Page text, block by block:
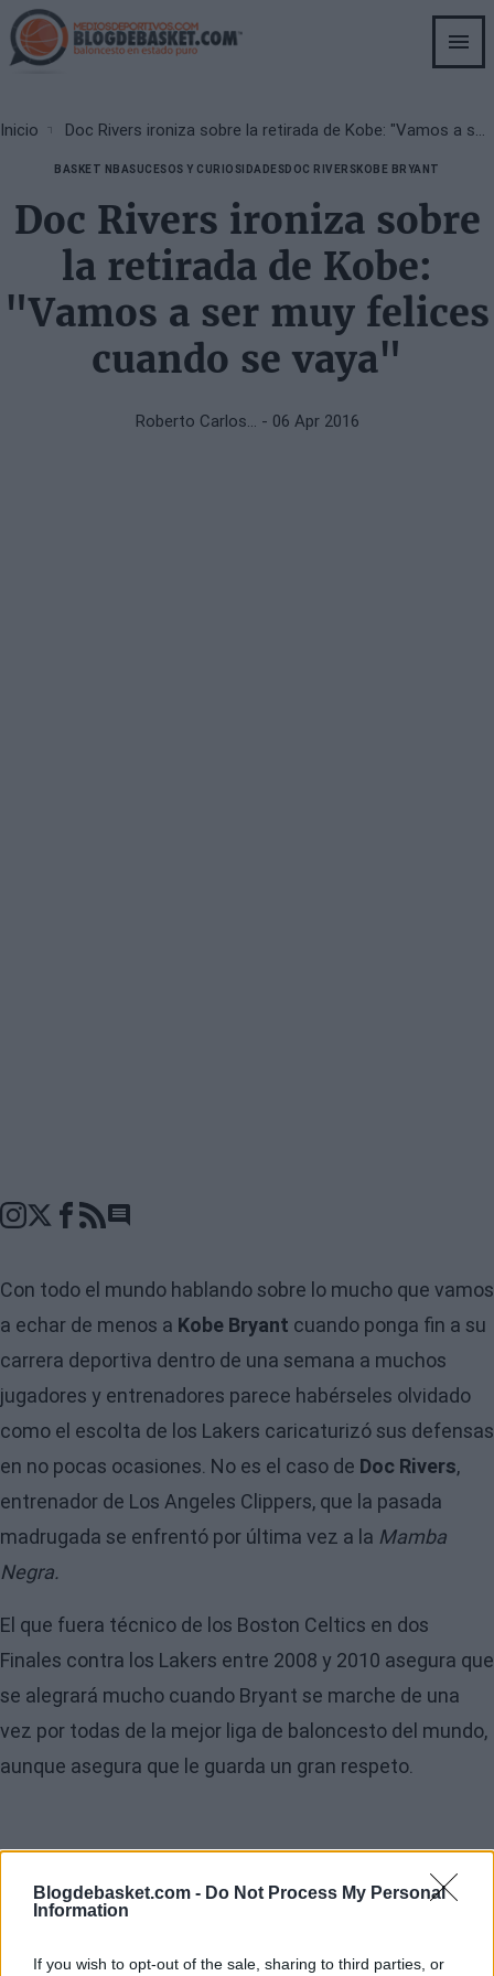
Blogdebasket.com - Do Not Process My Personal
Information
If you wish to opt-out of the sale, sharing to third parties, or
Skip
to
main
Breadcrumb
Inicio Doc Rivers ironiza sobre la retirada de Kobe: "Vamos a ser muy felices cuando se vaya"
BASKET NBASUCESOS Y CURIOSIDADESDOC RIVERSKOBE BRYANT
Doc Rivers ironiza sobre
la retirada de Kobe:
"Vamos a ser muy felices
cuando se vaya"
Roberto Carlos… - 06 Apr 2016
Go to comments seciton
Con todo el mundo hablando sobre lo mucho que vamos
a echar de menos a Kobe Bryant cuando ponga fin a su
carrera deportiva dentro de una semana a muchos
jugadores y entrenadores parece habérseles olvidado
como el escolta de los Lakers caricaturizó sus defensas
en no pocas ocasiones. No es el caso de Doc Rivers,
entrenador de Los Angeles Clippers, que la pasada
madrugada se enfrentó por última vez a la Mamba
Negra.
El que fuera técnico de los Boston Celtics en dos
Finales contra los Lakers entre 2008 y 2010 asegura que
se alegrará mucho cuando Bryant se marche de una
vez por todas de la mejor liga de baloncesto del mundo,
aunque asegura que le guarda un gran respeto.